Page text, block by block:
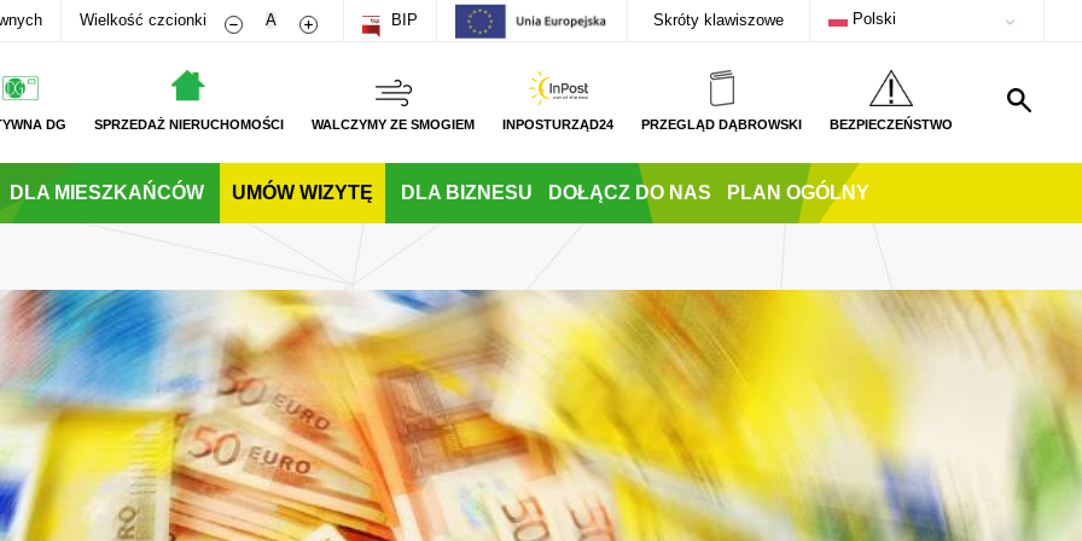
Wielkość czcionki Zmniejsz rozmiar czcionki
A Zwiększ rozmiar czcionki
BIP Skróty klawiszowe Polski
DG SPRZEDAŻ NIERUCHOMOŚCI WALCZYMY ZE SMOGIEM INPOSTURZĄD24 PRZEGLĄD DĄBROWSKI BEZPIECZEŃSTWO
DLA MIESZKAŃCÓW UMÓW WIZYTĘ DLA BIZNESU DOŁĄCZ DO NAS PLAN OGÓLNY